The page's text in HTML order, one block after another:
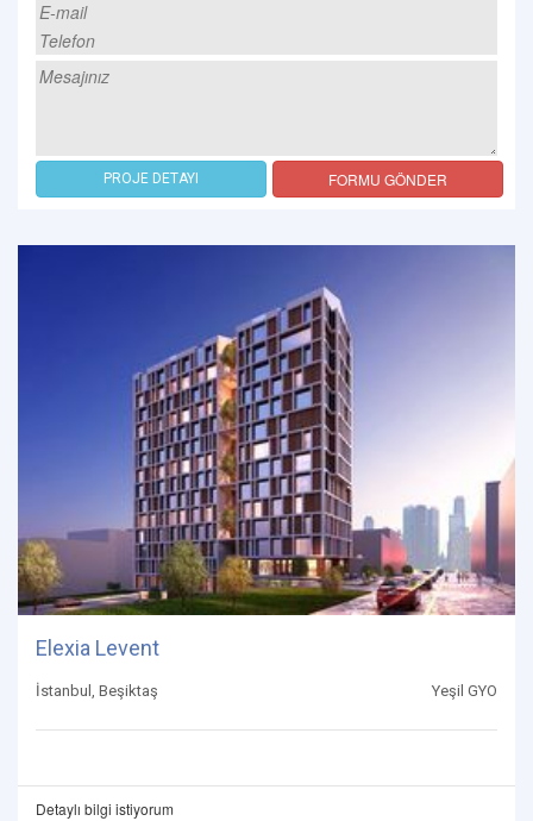
PROJE DETAYI FORMU GÖNDER
Elexia Levent
İstanbul, Beşiktaş Yeşil GYO
Detaylı bilgi istiyorum